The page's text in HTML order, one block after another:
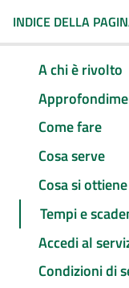
INDICE DELLA
A chi è rivolto
Come fare
Cosa serve
Cosa si ottiene
Tempi e
Accedi al
Condizioni di